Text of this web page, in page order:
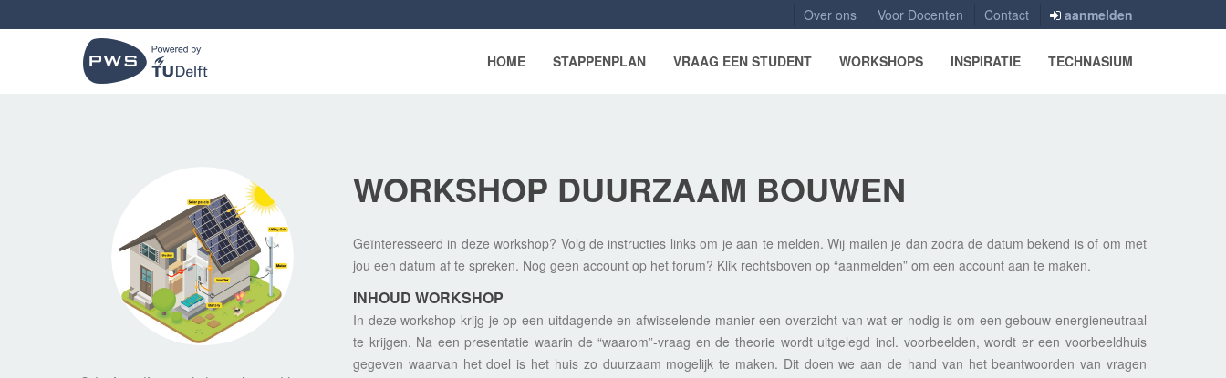
Over ons Voor Docenten Contact aanmelden
HOME STAPPENPLAN VRAAG EEN STUDENT WORKSHOPS INSPIRATIE TECHNASIUM
WORKSHOP DUURZAAM BOUWEN
Geïnteresseerd in deze workshop? Volg de instructies links om je aan te melden. Wij mailen je dan zodra de datum bekend is of om met
jou een datum af te spreken. Nog geen account op het forum? Klik rechtsboven op “aanmelden” om een account aan te maken.
INHOUD WORKSHOP
In deze workshop krijg je op een uitdagende en afwisselende manier een overzicht van wat er nodig is om een gebouw energieneutraal
te krijgen. Na een presentatie waarin de “waarom”-vraag en de theorie wordt uitgelegd incl. voorbeelden, wordt er een voorbeeldhuis
gegeven waarvan het doel is het huis zo duurzaam mogelijk te maken. Dit doen we aan de hand van het beantwoorden van vragen